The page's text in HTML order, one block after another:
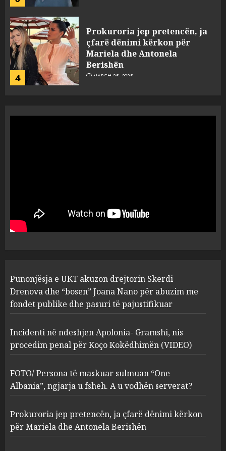
4
Prokuroria jep pretencën, ja
çfarë dënimi kërkon për
Mariela dhe Antonela
Berishën
MARCH 25, 2025
1
“bosen” Joana Nano për
abuzim me fondet publike dhe
pasuri të pajustifikuar
2
Apolonia- Gramshi, nis
procedim penal për Koço
Kokëdhimën (VIDEO)
MARCH 27, 2025
3
FOTO/ Persona të maskuar
sulmuan “One Albania”,
ngjarja u fsheh. A u vodhën
serverat?
MARCH 25, 2025
Prokuroria jep pretencën, ja
çfarë dënimi kërkon për
Punonjësja e UKT akuzon drejtorin Skerdi
Drenova dhe “bosen” Joana Nano për abuzim me
fondet publike dhe pasuri të pajustifikuar
Incidenti në ndeshjen Apolonia- Gramshi, nis
procedim penal për Koço Kokëdhimën (VIDEO)
FOTO/ Persona të maskuar sulmuan “One
Albania”, ngjarja u fsheh. A u vodhën serverat?
Prokuroria jep pretencën, ja çfarë dënimi kërkon
për Mariela dhe Antonela Berishën